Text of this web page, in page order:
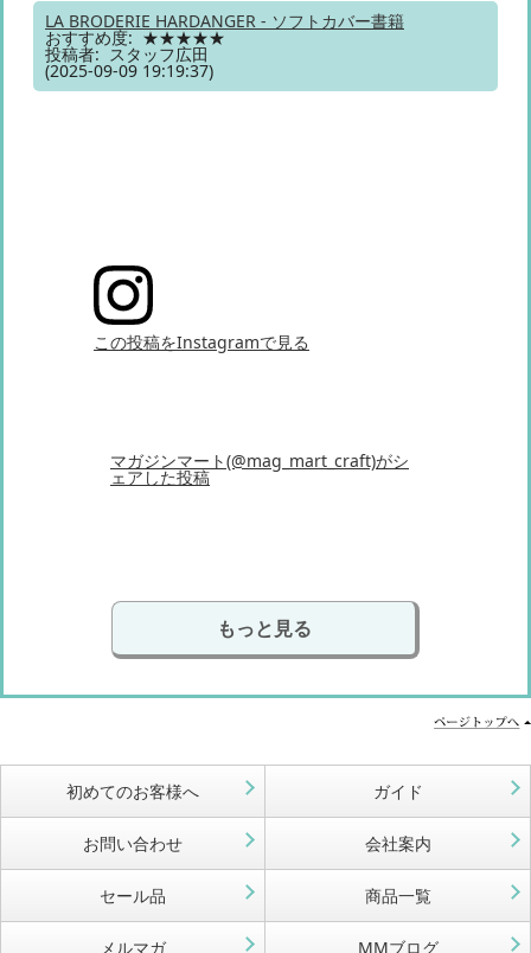
LA BRODERIE HARDANGER - ソフトカバー書籍
おすすめ度: ★★★★★
投稿者: スタッフ広田
(2025-09-09 19:19:37)
この投稿をInstagramで見る
マガジンマート(@mag_mart_craft)がシ
ェアした投稿
もっと見る
初めてのお客様へ ガイド
お問い合わせ 会社案内
セール品 商品一覧
メルマガ MMブログ